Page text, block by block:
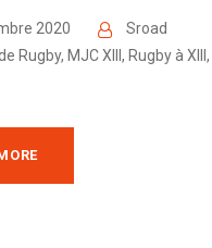
2020
Sroad
Rugby, MJC XIII , Rugby à XIII ,